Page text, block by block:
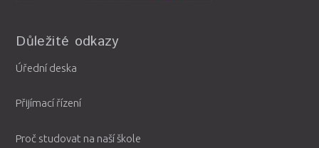
Důležité odkazy
Úřední deska
Přijímací řízení
Proč studovat na naší škole